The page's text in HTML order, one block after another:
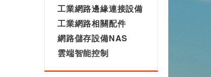
工業網路邊緣連接設備
工業網路相關配件
網路儲存設備NAS
雲端智能控制